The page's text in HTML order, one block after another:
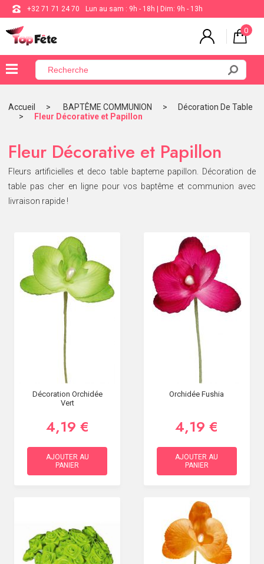
+32 71 71 24 70 Lun au sam : 9h - 18h | Dim: 9h - 13h
0
×
BALLON
ANNIVERSAIRE
MARIAGE
VAISSELLE
THÈME
SOIRÉE
OCCASIONS
Accueil BAPTÊME COMMUNION
Décoration De Table
Fleur Décorative et Papillon
Fleur Décorative et Papillon
Fleurs artificielles et deco table bapteme papillon. Décoration de
table pas cher en ligne pour vos baptême et communion avec
livraison rapide !
Décoration Orchidée
Vert
4,19 €
AJOUTER AU
PANIER
Orchidée Fushia
4,19 €
AJOUTER AU
PANIER